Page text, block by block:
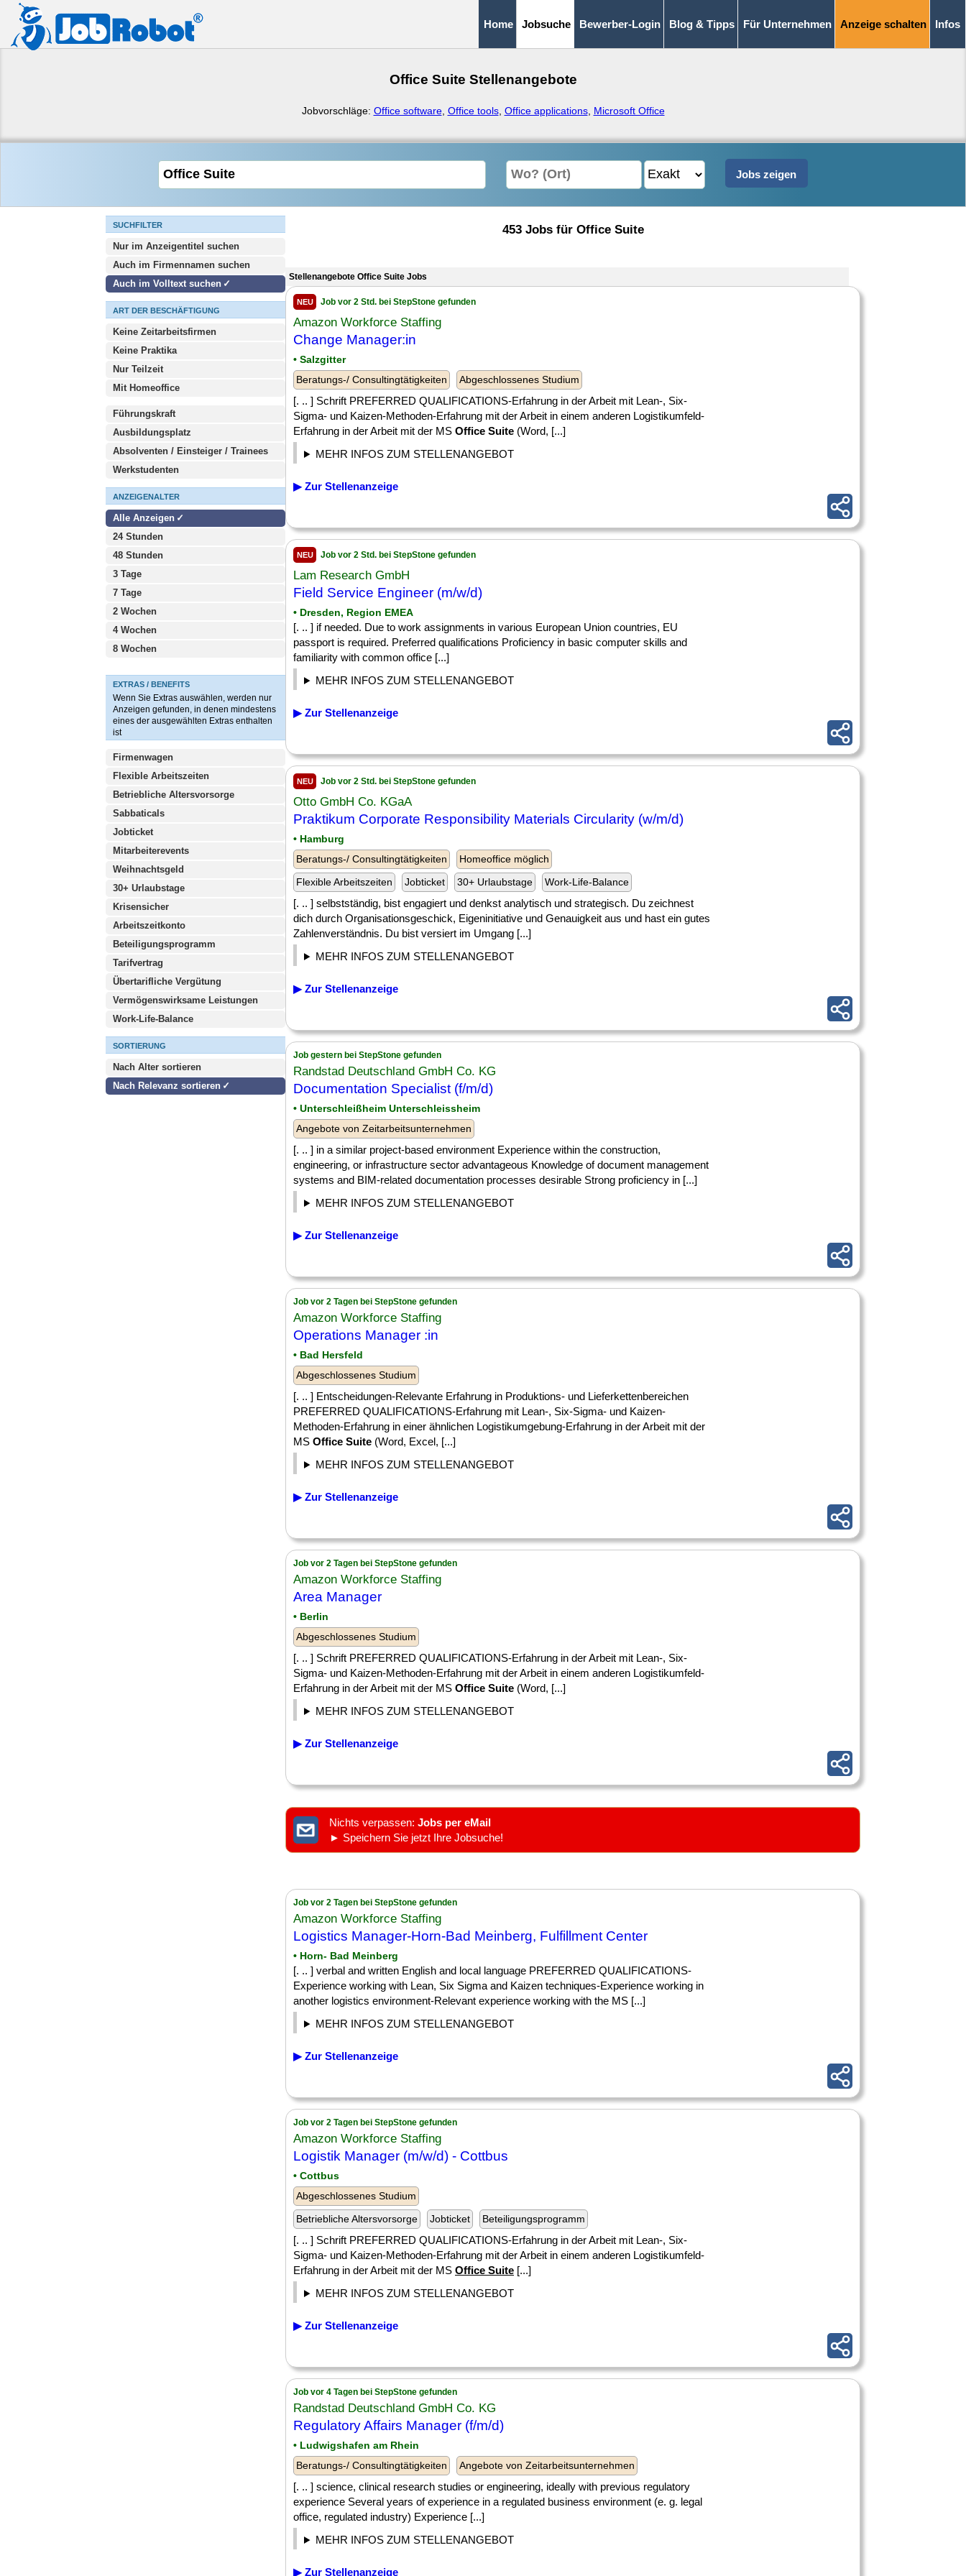
Home Jobsuche Bewerber-Login Blog & Tipps Für Unternehmen Anzeige schalten Infos
Office Suite Stellenangebote
Jobvorschläge: Office software, Office tools, Office applications, Microsoft Office
SUCHFILTER
Nur im Anzeigentitel suchen
Auch im Firmennamen suchen
Auch im Volltext suchen
ART DER BESCHÄFTIGUNG
Keine Zeitarbeitsfirmen
Keine Praktika
Nur Teilzeit
Mit Homeoffice
Führungskraft
Ausbildungsplatz
Absolventen / Einsteiger / Trainees
Werkstudenten
ANZEIGENALTER
Alle Anzeigen
24 Stunden
48 Stunden
3 Tage
7 Tage
2 Wochen
4 Wochen
8 Wochen
EXTRAS / BENEFITS
Wenn Sie Extras auswählen, werden nur
Anzeigen gefunden, in denen mindestens
eines der ausgewählten Extras enthalten
ist
Firmenwagen
Flexible Arbeitszeiten
Betriebliche Altersvorsorge
Sabbaticals
Jobticket
Mitarbeiterevents
Weihnachtsgeld
30+ Urlaubstage
Krisensicher
Arbeitszeitkonto
Beteiligungsprogramm
Tarifvertrag
Übertarifliche Vergütung
Vermögenswirksame Leistungen
Work-Life-Balance
SORTIERUNG
Nach Alter sortieren
Nach Relevanz sortieren
453 Jobs für Office Suite
Stellenangebote Office Suite Jobs
NEU Job vor 2 Std. bei StepStone gefunden
Amazon Workforce Staffing
Change Manager:in
• Salzgitter
Beratungs-/ Consultingtätigkeiten
Abgeschlossenes Studium
[. .. ] Schrift PREFERRED QUALIFICATIONS-Erfahrung in der Arbeit mit Lean-, Six-
Sigma- und Kaizen-Methoden-Erfahrung mit der Arbeit in einem anderen Logistikumfeld-
Erfahrung in der Arbeit mit der MS Office Suite (Word, [...]
MEHR INFOS ZUM STELLENANGEBOT
▶ Zur Stellenanzeige
NEU Job vor 2 Std. bei StepStone gefunden
Lam Research GmbH
Field Service Engineer (m/w/d)
• Dresden, Region EMEA
[. .. ] if needed. Due to work assignments in various European Union countries, EU
passport is required. Preferred qualifications Proficiency in basic computer skills and
familiarity with common office [...]
MEHR INFOS ZUM STELLENANGEBOT
▶ Zur Stellenanzeige
NEU Job vor 2 Std. bei StepStone gefunden
Otto GmbH Co. KGaA
Praktikum Corporate Responsibility Materials Circularity (w/m/d)
• Hamburg
Beratungs-/ Consultingtätigkeiten
Homeoffice möglich
Flexible Arbeitszeiten
Jobticket 30+ Urlaubstage Work-Life-Balance
[. .. ] selbstständig, bist engagiert und denkst analytisch und strategisch. Du zeichnest
dich durch Organisationsgeschick, Eigeninitiative und Genauigkeit aus und hast ein gutes
Zahlenverständnis. Du bist versiert im Umgang [...]
MEHR INFOS ZUM STELLENANGEBOT
▶ Zur Stellenanzeige
Job gestern bei StepStone gefunden
Randstad Deutschland GmbH Co. KG
Documentation Specialist (f/m/d)
• Unterschleißheim Unterschleissheim
Angebote von Zeitarbeitsunternehmen
[. .. ] in a similar project-based environment Experience within the construction,
engineering, or infrastructure sector advantageous Knowledge of document management
systems and BIM-related documentation processes desirable Strong proficiency in [...]
MEHR INFOS ZUM STELLENANGEBOT
▶ Zur Stellenanzeige
Job vor 2 Tagen bei StepStone gefunden
Amazon Workforce Staffing
Operations Manager :in
• Bad Hersfeld
Abgeschlossenes Studium
[. .. ] Entscheidungen-Relevante Erfahrung in Produktions- und Lieferkettenbereichen
PREFERRED QUALIFICATIONS-Erfahrung mit Lean-, Six-Sigma- und Kaizen-
Methoden-Erfahrung in einer ähnlichen Logistikumgebung-Erfahrung in der Arbeit mit der
MS Office Suite (Word, Excel, [...]
MEHR INFOS ZUM STELLENANGEBOT
▶ Zur Stellenanzeige
Job vor 2 Tagen bei StepStone gefunden
Amazon Workforce Staffing
Area Manager
• Berlin
Abgeschlossenes Studium
[. .. ] Schrift PREFERRED QUALIFICATIONS-Erfahrung in der Arbeit mit Lean-, Six-
Sigma- und Kaizen-Methoden-Erfahrung mit der Arbeit in einem anderen Logistikumfeld-
Erfahrung in der Arbeit mit der MS Office Suite (Word, [...]
MEHR INFOS ZUM STELLENANGEBOT
▶ Zur Stellenanzeige
Nichts verpassen: Jobs per eMail
► Speichern Sie jetzt Ihre Jobsuche!
Job vor 2 Tagen bei StepStone gefunden
Amazon Workforce Staffing
Logistics Manager-Horn-Bad Meinberg, Fulfillment Center
• Horn- Bad Meinberg
[. .. ] verbal and written English and local language PREFERRED QUALIFICATIONS-
Experience working with Lean, Six Sigma and Kaizen techniques-Experience working in
another logistics environment-Relevant experience working with the MS [...]
MEHR INFOS ZUM STELLENANGEBOT
▶ Zur Stellenanzeige
Job vor 2 Tagen bei StepStone gefunden
Amazon Workforce Staffing
Logistik Manager (m/w/d) - Cottbus
• Cottbus
Abgeschlossenes Studium
Betriebliche Altersvorsorge
Jobticket Beteiligungsprogramm
[. .. ] Schrift PREFERRED QUALIFICATIONS-Erfahrung in der Arbeit mit Lean-, Six-
Sigma- und Kaizen-Methoden-Erfahrung mit der Arbeit in einem anderen Logistikumfeld-
Erfahrung in der Arbeit mit der MS Office Suite [...]
MEHR INFOS ZUM STELLENANGEBOT
▶ Zur Stellenanzeige
Job vor 4 Tagen bei StepStone gefunden
Randstad Deutschland GmbH Co. KG
Regulatory Affairs Manager (f/m/d)
• Ludwigshafen am Rhein
Beratungs-/ Consultingtätigkeiten
Angebote von Zeitarbeitsunternehmen
[. .. ] science, clinical research studies or engineering, ideally with previous regulatory
experience Several years of experience in a regulated business environment (e. g. legal
office, regulated industry) Experience [...]
MEHR INFOS ZUM STELLENANGEBOT
▶ Zur Stellenanzeige